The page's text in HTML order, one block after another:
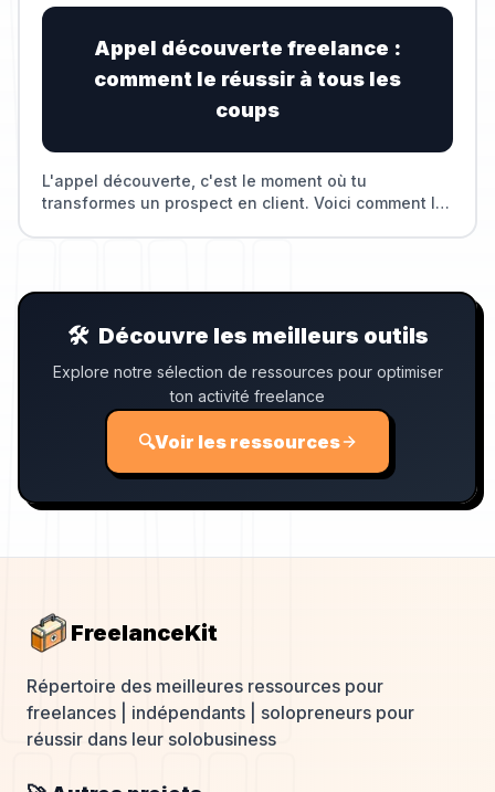
Appel découverte freelance :
comment le réussir à tous les
coups
L'appel découverte, c'est le moment où tu
transformes un prospect en client. Voici comment le
🛠️ Découvre les meilleurs outils
Explore notre sélection de ressources pour optimiser
ton activité freelance
🔍Voir les ressources
FreelanceKit
Répertoire des meilleures ressources pour
freelances | indépendants | solopreneurs pour
réussir dans leur solobusiness